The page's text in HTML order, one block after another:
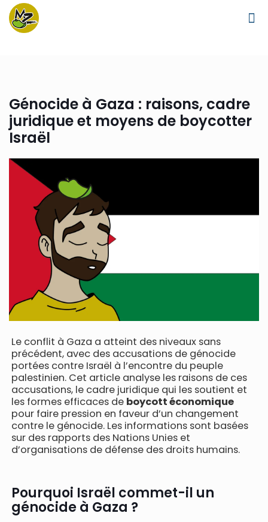
Génocide à Gaza : raisons, cadre
juridique et moyens de boycotter
Israël
Le conflit à Gaza a atteint des niveaux sans
précédent, avec des accusations de génocide
portées contre Israël à l’encontre du peuple
palestinien. Cet article analyse les raisons de ces
accusations, le cadre juridique qui les soutient et
les formes efficaces de boycott économique
pour faire pression en faveur d’un changement
contre le génocide. Les informations sont basées
sur des rapports des Nations Unies et
d’organisations de défense des droits humains.
Pourquoi Israël commet-il un
génocide à Gaza ?